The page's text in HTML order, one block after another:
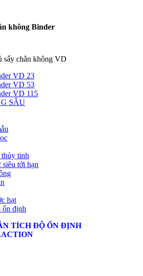
không Binder
VD 23
VD 53
VD 115
SÂU
tinh
tới hạn
hạt
ổn định
TÍCH ĐỘ ỔN ĐỊNH